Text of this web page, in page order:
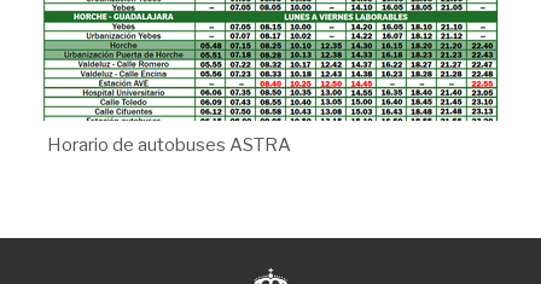
Horario de autobuses ASTRA